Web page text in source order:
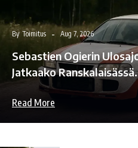
By Toimitus Aug 7, 2026
Sebastien Ogierin
Jatkaako
Read More